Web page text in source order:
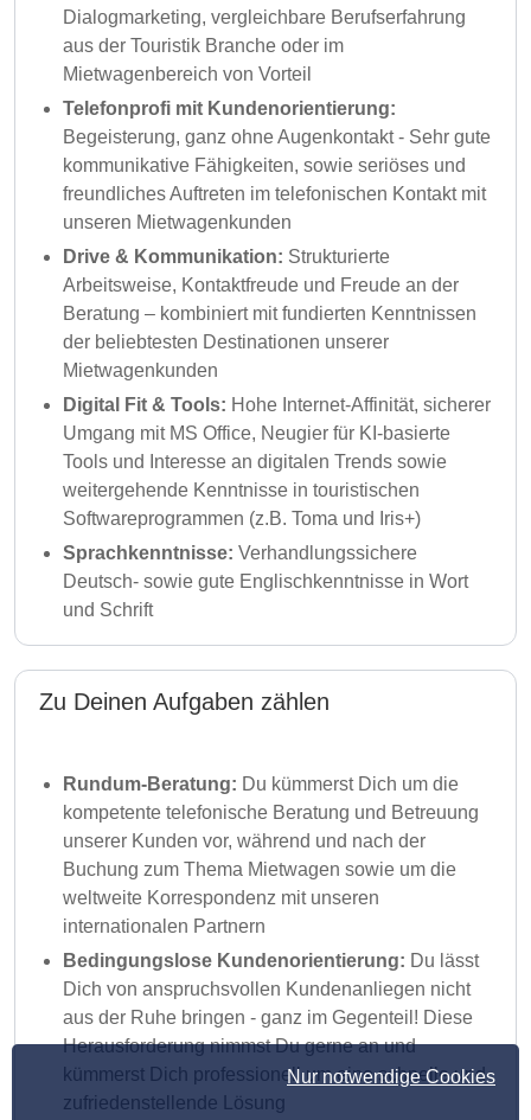
Nur notwendige Cookies
Dialogmarketing, vergleichbare Berufserfahrung
aus der Touristik Branche oder im
Mietwagenbereich von Vorteil
Telefonprofi mit Kundenorientierung:
Begeisterung, ganz ohne Augenkontakt - Sehr gute
kommunikative Fähigkeiten, sowie seriöses und
freundliches Auftreten im telefonischen Kontakt mit
unseren Mietwagenkunden
Drive & Kommunikation: Strukturierte
Arbeitsweise, Kontaktfreude und Freude an der
Beratung – kombiniert mit fundierten Kenntnissen
der beliebtesten Destinationen unserer
Mietwagenkunden
Digital Fit & Tools: Hohe Internet-Affinität, sicherer
Umgang mit MS Office, Neugier für KI-basierte
Tools und Interesse an digitalen Trends sowie
weitergehende Kenntnisse in touristischen
Softwareprogrammen (z.B. Toma und Iris+)
Sprachkenntnisse: Verhandlungssichere
Deutsch- sowie gute Englischkenntnisse in Wort
und Schrift
Zu Deinen Aufgaben zählen
Rundum-Beratung: Du kümmerst Dich um die
kompetente telefonische Beratung und Betreuung
unserer Kunden vor, während und nach der
Buchung zum Thema Mietwagen sowie um die
weltweite Korrespondenz mit unseren
internationalen Partnern
Bedingungslose Kundenorientierung: Du lässt
Dich von anspruchsvollen Kundenanliegen nicht
aus der Ruhe bringen - ganz im Gegenteil! Diese
Herausforderung nimmst Du gerne an und
kümmerst Dich professionell um eine schnelle und
zufriedenstellende Lösung